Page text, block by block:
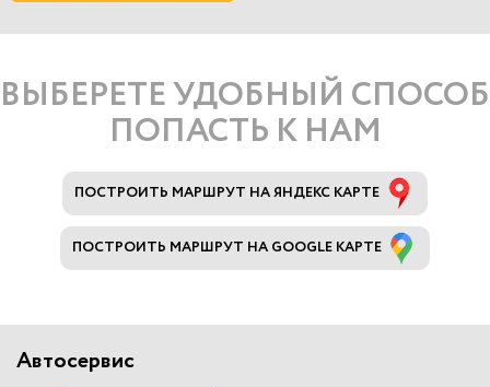
ВЫБЕРЕТЕ УДОБНЫЙ СПОСОБ
ПОПАСТЬ К НАМ
ПОСТРОИТЬ МАРШРУТ НА ЯНДЕКС КАРТЕ
ПОСТРОИТЬ МАРШРУТ НА GOOGLE КАРТЕ
Автосервис